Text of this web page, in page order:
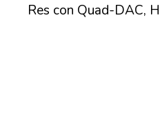
Res con Quad-DAC,